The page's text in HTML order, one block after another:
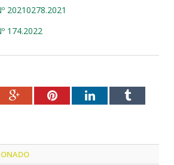
20210278.2021
174.2022
Google+PinterestLinkedInTumblr